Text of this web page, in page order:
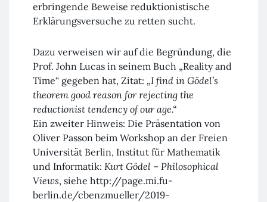
erbringende Beweise reduktionistische
Erklärungsversuche zu retten sucht.
Dazu verweisen wir auf die Begründung, die
Prof. John Lucas in seinem Buch „Reality and
Time“ gegeben hat, Zitat: „I find in Gödel’s
theorem good reason for rejecting the
reductionist tendency of our age.“
Ein zweiter Hinweis: Die Präsentation von
Oliver Passon beim Workshop an der Freien
Universität Berlin, Institut für Mathematik
und Informatik: Kurt Gödel – Philosophical
Views, siehe http://page.mi.fu-
berlin.de/cbenzmueller/2019-